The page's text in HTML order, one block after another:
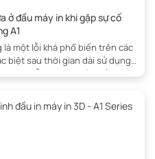
ở đầu máy in khi gặp sự cố
A1
một lỗi khá phổ biến trên các
biệt sau thời gian dài sử dụng
Lỗi này có thể khiến nhựa